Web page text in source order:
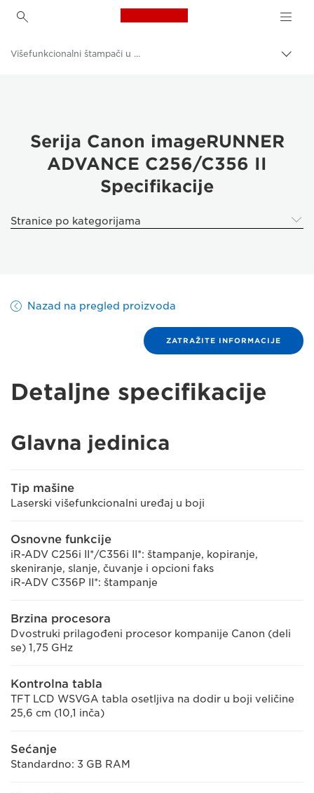
Canon Logo, back to
Poslovni proizvodi
Poslovni štampači i faks mašine
Višefunkcionalni štampači – višenamenski štampači
Višefunkcionalni štampači u boji
Serija Canon imageRUNNER
ADVANCE C256/C356 II
Specifikacije
Stranice po kategorijama
Nazad na pregled proizvoda
ZATRAŽITE INFORMACIJE
Detaljne specifikacije
Glavna jedinica
Tip mašine
Laserski višefunkcionalni uređaj u boji
Osnovne funkcije
iR-ADV C256i II*/C356i II*: štampanje, kopiranje,
skeniranje, slanje, čuvanje i opcioni faks
iR-ADV C356P II*: štampanje
Brzina procesora
Dvostruki prilagođeni procesor kompanije Canon (deli
se) 1,75 GHz
Kontrolna tabla
TFT LCD WSVGA tabla osetljiva na dodir u boji veličine
25,6 cm (10,1 inča)
Sećanje
Standardno: 3 GB RAM